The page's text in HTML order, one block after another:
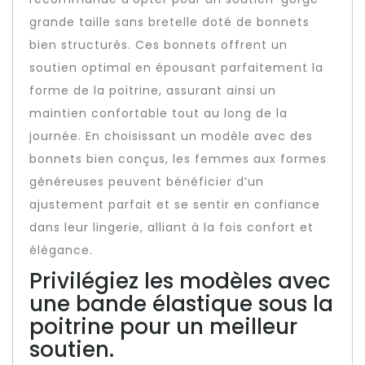
grande taille sans bretelle doté de bonnets
bien structurés. Ces bonnets offrent un
soutien optimal en épousant parfaitement la
forme de la poitrine, assurant ainsi un
maintien confortable tout au long de la
journée. En choisissant un modèle avec des
bonnets bien conçus, les femmes aux formes
généreuses peuvent bénéficier d’un
ajustement parfait et se sentir en confiance
dans leur lingerie, alliant à la fois confort et
élégance.
Privilégiez les modèles avec
une bande élastique sous la
poitrine pour un meilleur
soutien.